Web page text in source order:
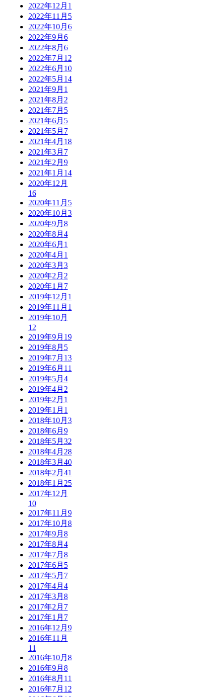
2022年12月 1
2022年11月 5
2022年10月 6
2022年9月 6
2022年8月 6
2022年7月 12
2022年6月 10
2022年5月 14
2021年9月 1
2021年8月 2
2021年7月 5
2021年6月 5
2021年5月 7
2021年4月 18
2021年3月 7
2021年2月 9
2021年1月 14
2020年12月
16
2020年11月 5
2020年10月 3
2020年9月 8
2020年8月 4
2020年6月 1
2020年4月 1
2020年3月 3
2020年2月 2
2020年1月 7
2019年12月 1
2019年11月 1
2019年10月
12
2019年9月 19
2019年8月 5
2019年7月 13
2019年6月 11
2019年5月 4
2019年4月 2
2019年2月 1
2019年1月 1
2018年10月 3
2018年6月 9
2018年5月 32
2018年4月 28
2018年3月 40
2018年2月 41
2018年1月 25
2017年12月
10
2017年11月 9
2017年10月 8
2017年9月 8
2017年8月 4
2017年7月 8
2017年6月 5
2017年5月 7
2017年4月 4
2017年3月 8
2017年2月 7
2017年1月 7
2016年12月 9
2016年11月
11
2016年10月 8
2016年9月 8
2016年8月 11
2016年7月 12